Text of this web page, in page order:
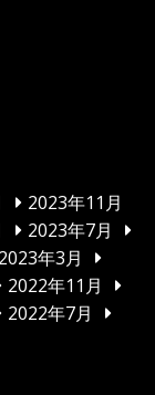
2023年11月
2023年7月
2023年3月
2022年11月
2022年7月